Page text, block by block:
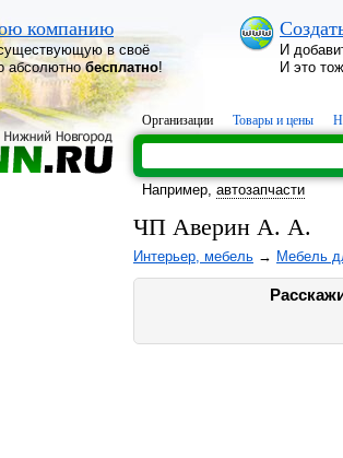
компанию
в своё
абсолютнобесплатно!
И
И это
Организации Товары и цены
Например, автозапчасти
ЧП Аверин А. А.
Интерьер, мебель → Мебель